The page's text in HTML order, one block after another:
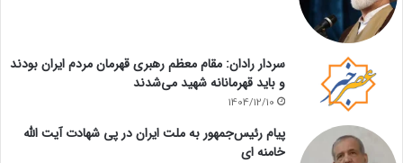
سردار رادان: مقام معظم رهبری قهرمان مردم ایران بودند
و باید قهرمانانه شهید می‌شدند
1404/12/10
پیام رئیس‌جمهور به ملت ایران در پی شهادت آیت الله
خامنه ای